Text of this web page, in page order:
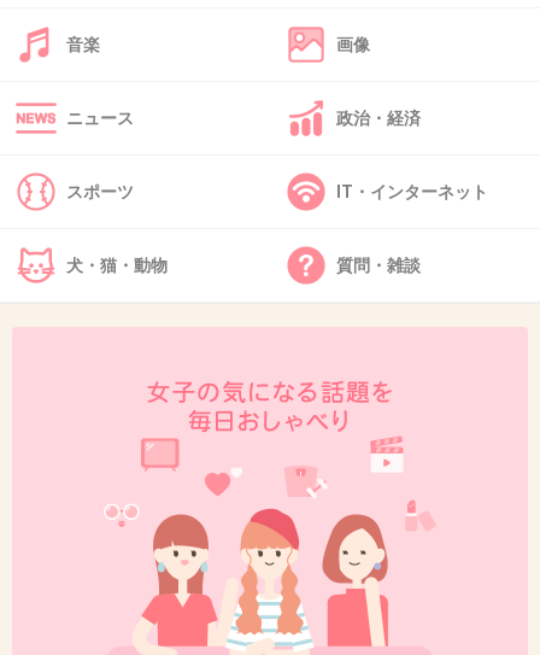
37. 匿名
海猿シリーズと踊るシリーズとかCMで盛り上げすぎてハー
ドル上がって本編あんまり面白くなく感じる。
プリンセストヨトミ
…で? って感じ 出演者メンバーでかなり期待
してた分 物凄くガッカリだった
+80
音楽 画像
ニュース 政治・経済
スポーツ IT・インターネット
犬・猫・動物 質問・雑談